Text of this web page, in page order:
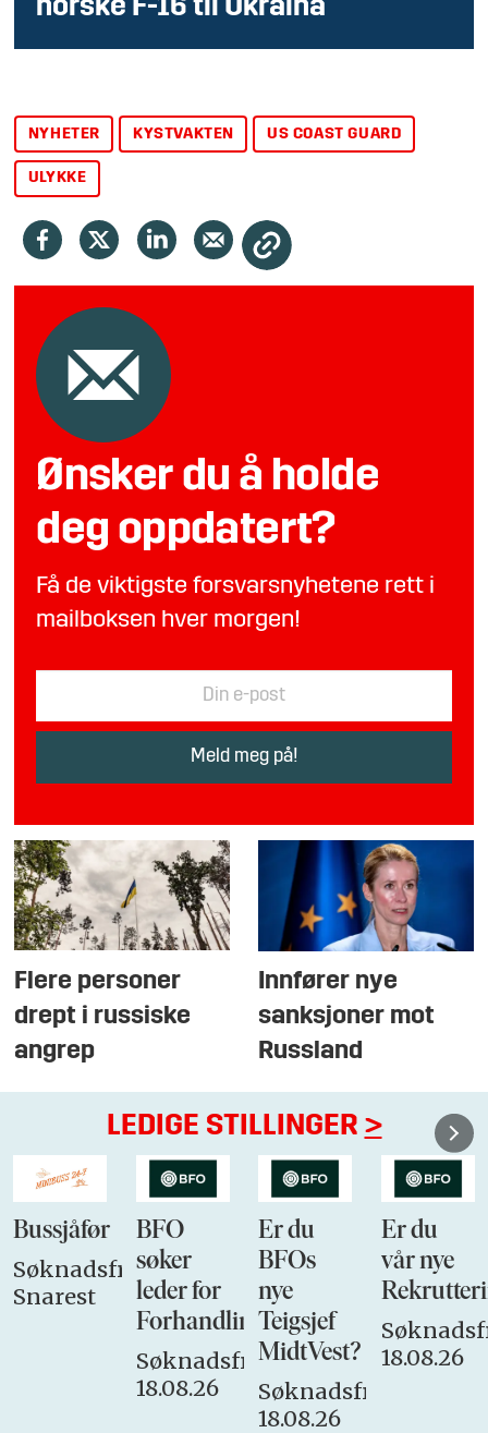
norske F-16 til Ukraina
NYHETER KYSTVAKTEN US COAST GUARD
ULYKKE
Ønsker du å holde
deg oppdatert?
Få de viktigste forsvarsnyhetene rett i
mailboksen hver morgen!
Flere personer
drept i russiske
angrep
Innfører nye
sanksjoner mot
Russland
LEDIGE STILLINGER >
Bussjåfør
Søknadsfrist:
Snarest
BFO
søker
leder for
Forhandlingsutvalget
Søknadsfrist:
18.08.26
Er du
BFOs
nye
Teigsjef
MidtVest?
Søknadsfrist:
18.08.26
Er du
vår nye
18.08.26